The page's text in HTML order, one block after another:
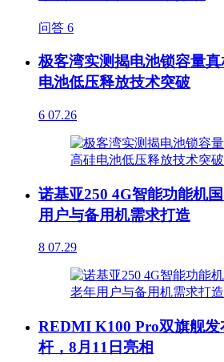
问答 6
极客湾实测揭电池锁容量
电池低压释放技术突破
6 07.26
诺基亚250 4G智能功能机
用户与备用机需求打造
8 07.29
REDMI K100 Pro双旗舰发
杆，8月11日亮相